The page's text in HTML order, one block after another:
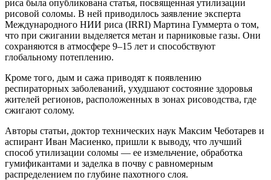
риса была опубликована статья, посвященная утилизации
рисовой соломы. В ней приводилось заявление эксперта
Международного НИИ риса (IRRI) Мартина Гуммерта о том,
что при сжигании выделяется метан и парниковые газы. Они
сохраняются в атмосфере 9–15 лет и способствуют
глобальному потеплению.
Кроме того, дым и сажа приводят к появлению
респираторных заболеваний, ухудшают состояние здоровья
жителей регионов, расположенных в зонах рисоводства, где
сжигают солому.
Авторы статьи, доктор технических наук Максим Чеботарев и
аспирант Иван Масиенко, пришли к выводу, что лучший
способ утилизации соломы — ее измельчение, обработка
гумификантами и заделка в почву с равномерным
распределением по глубине пахотного слоя.